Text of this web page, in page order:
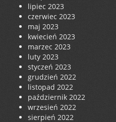
lipiec 2023
czerwiec 2023
maj 2023
kwiecień 2023
marzec 2023
luty 2023
styczeń 2023
grudzień 2022
listopad 2022
październik 2022
wrzesień 2022
sierpień 2022